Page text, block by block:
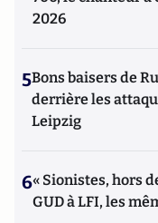
2026
5Bons baisers de
derrière les
Leipzig
6« Sionistes, hors
GUD à LFI, les